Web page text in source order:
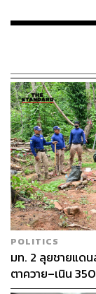
เรือนไทยที่ถูกซุ
POLITICS
มท. 2 ลุยชายแด
ตาควาย–เนิน